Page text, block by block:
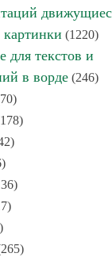
картинки (1220)
для текстов и
в ворде(246)